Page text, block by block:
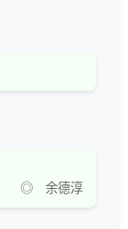
◎ 余德淳